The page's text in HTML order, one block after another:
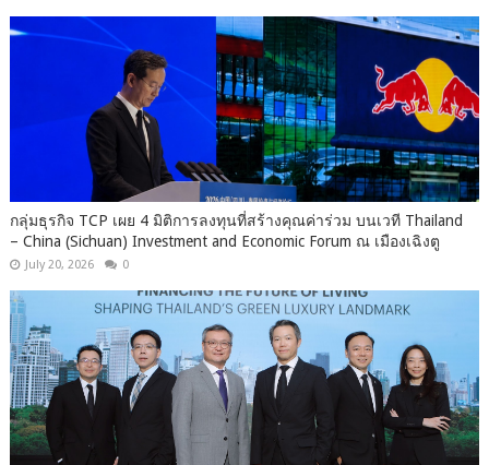
กลุ่มธุรกิจ TCP เผย 4 มิติการลงทุนที่สร้างคุณค่าร่วม บนเวที Thailand
– China (Sichuan) Investment and Economic Forum ณ เมืองเฉิงตู
July 20, 2026 0